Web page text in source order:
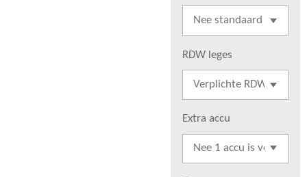
RDW leges
Extra accu